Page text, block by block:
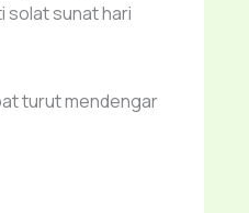
sunat hari
turut mendengar